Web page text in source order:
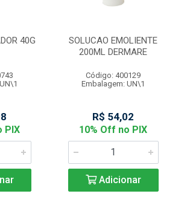
40G
PIX
SOLUCAO EMOLIENTE
200ML DERMARE
Código: 400129
Embalagem: UN\1
R$ 54,02
10% Off no PIX
Adicionar